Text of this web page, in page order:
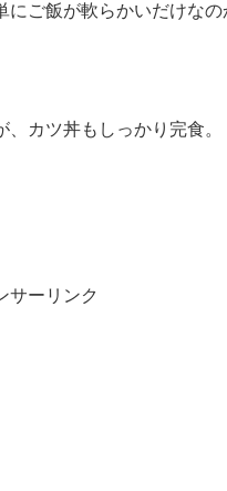
ご飯が軟らかいだけな
カツ丼もしっかり完食。
サーリンク